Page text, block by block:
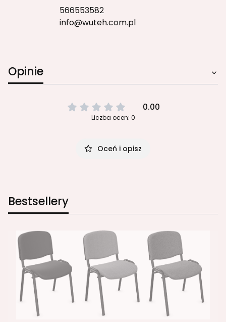
566553582
info@wuteh.com.pl
Opinie
0.00
Liczba ocen: 0
Oceń i opisz
Bestsellery